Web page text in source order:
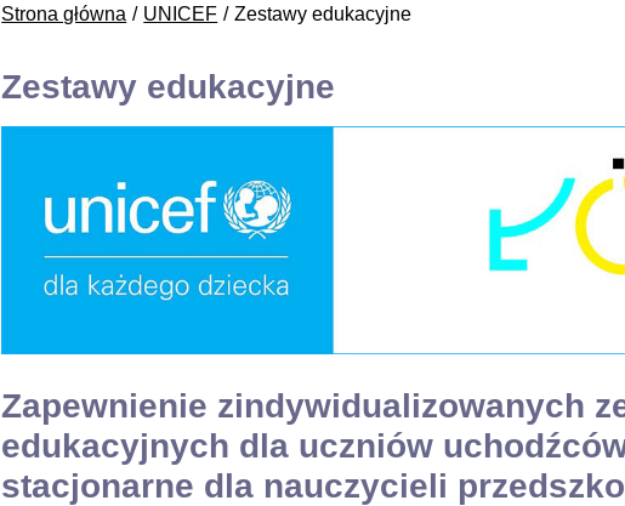
Strona główna UNICEF Zestawy edukacyjne
Zestawy edukacyjne
Zapewnienie zindywidualizowanych
edukacyjnych dla uczniów
stacjonarne dla nauczycieli